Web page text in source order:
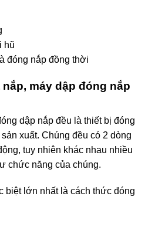
hũ
đóng nắp đồng thời
máy dập đóng nắp
dập nắp đều là thiết bị đóng
xuất. Chúng đều có 2 dòng
tuy nhiên khác nhau nhiều
chức năng của chúng.
biệt lớn nhất là cách thức đóng